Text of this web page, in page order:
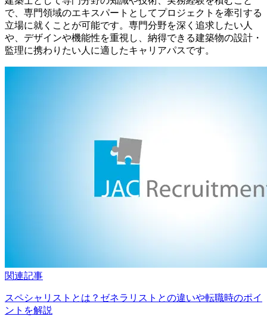
で、専門領域のエキスパートとしてプロジェクトを牽引する
立場に就くことが可能です。専門分野を深く追求したい人
や、デザインや機能性を重視し、納得できる建築物の設計・
監理に携わりたい人に適したキャリアパスです。
関連記事
スペシャリストとは？ゼネラリストとの違いや転職時のポイ
ントを解説